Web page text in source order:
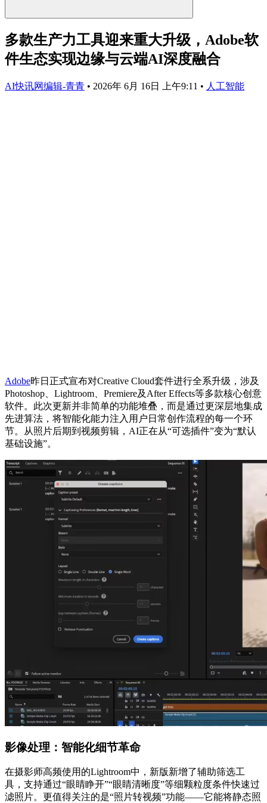
多款生产力工具迎来重大升级，Adobe软
件生态实现边缘与云端AI深度融合
AI快讯网编辑-青青 • 2026年 6月 16日 上午9:11 • 人工智能
Adobe昨日正式宣布对Creative Cloud套件进行全系升级，涉及
Photoshop、Lightroom、Premiere及After Effects等多款核心创意
软件。此次更新并非简单的功能堆叠，而是通过更深层地集成
先进算法，将智能化能力注入用户日常创作流程的每一个环
节。从照片后期到视频剪辑，AI正在从“可选插件”变为“默认
基础设施”。
影像处理：智能化细节革命
在摄影师高频使用的Lightroom中，新版新增了辅助筛选工
具，支持通过“眼睛睁开”“眼睛清晰度”等细颗粒度条件快速过
滤照片。更值得关注的是“照片转视频”功能——它能将静态照